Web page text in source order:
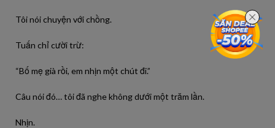
Tôi nói chuyện với chồng.
Tuấn chỉ cười trừ:
“Bố mẹ già rồi, em nhịn một chút đi.”
Câu nói đó… tôi đã nghe không dưới một trăm lần.
Nhịn.